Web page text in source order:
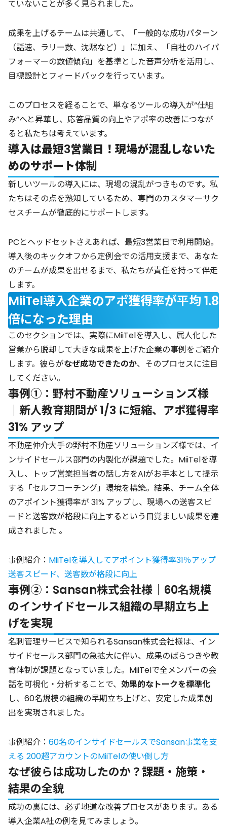
ていないことが多く見られました。
成果を上げるチームは共通して、「一般的な成功パターン
（話速、ラリー数、沈黙など）」に加え、「自社のハイパ
フォーマーの数値傾向」を基準とした音声分析を活用し、
目標設計とフィードバックを行っています。
このプロセスを経ることで、単なるツールの導入が“仕組
み”へと昇華し、応答品質の向上やアポ率の改善につなが
ると私たちは考えています。
導入は最短3営業日！現場が混乱しないた
めのサポート体制
新しいツールの導入には、現場の混乱がつきものです。私
たちはその点を熟知しているため、専門のカスタマーサク
セスチームが徹底的にサポートします。
PCとヘッドセットさえあれば、最短3営業日で利用開始。
導入後のキックオフから定例会での活用支援まで、あなた
のチームが成果を出せるまで、私たちが責任を持って伴走
します。
MiiTel導入企業のアポ獲得率が平均 1.8
倍になった理由
このセクションでは、実際にMiiTelを導入し、属人化した
営業から脱却して大きな成果を上げた企業の事例をご紹介
します。彼らがなぜ成功できたのか、そのプロセスに注目
してください。
事例①：野村不動産ソリューションズ様
｜新人教育期間が 1/3 に短縮、アポ獲得率
31% アップ
不動産仲介大手の野村不動産ソリューションズ様では、イ
ンサイドセールス部門の内製化が課題でした。MiiTelを導
入し、トップ営業担当者の話し方をAIがお手本として提示
する「セルフコーチング」環境を構築。結果、チーム全体
のアポイント獲得率が 31% アップし、現場への送客スピ
ードと送客数が格段に向上するという目覚ましい成果を達
成されました 。
事例紹介： MiiTelを導入してアポイント獲得率31％アップ
送客スピード、送客数が格段に向上
事例②：Sansan株式会社様｜60名規模
のインサイドセールス組織の早期立ち上
げを実現
名刺管理サービスで知られるSansan株式会社様は、イン
サイドセールス部門の急拡大に伴い、成果のばらつきや教
育体制が課題となっていました。MiiTelで全メンバーの会
話を可視化・分析することで、 効果的なトークを標準化
し、60名規模の組織の早期立ち上げと、安定した成果創
出を実現されました。
事例紹介： 60名のインサイドセールスでSansan事業を支
える 200超アカウントのMiiTelの使い倒し方
なぜ彼らは成功したのか？課題・施策・
結果の全貌
成功の裏には、必ず地道な改善プロセスがあります。ある
導入企業A社の例を見てみましょう。